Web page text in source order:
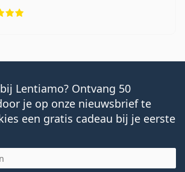
Lentiamo? Ontvang 50
je op onze nieuwsbrief te
een gratis cadeau bij je eerste